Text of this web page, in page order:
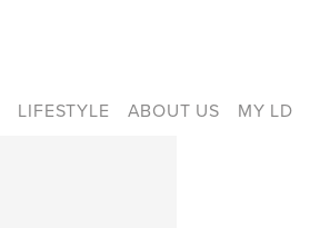
LIFESTYLE ABOUT US MY LD